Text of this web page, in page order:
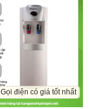
Gọi điện có giá tốt nhất